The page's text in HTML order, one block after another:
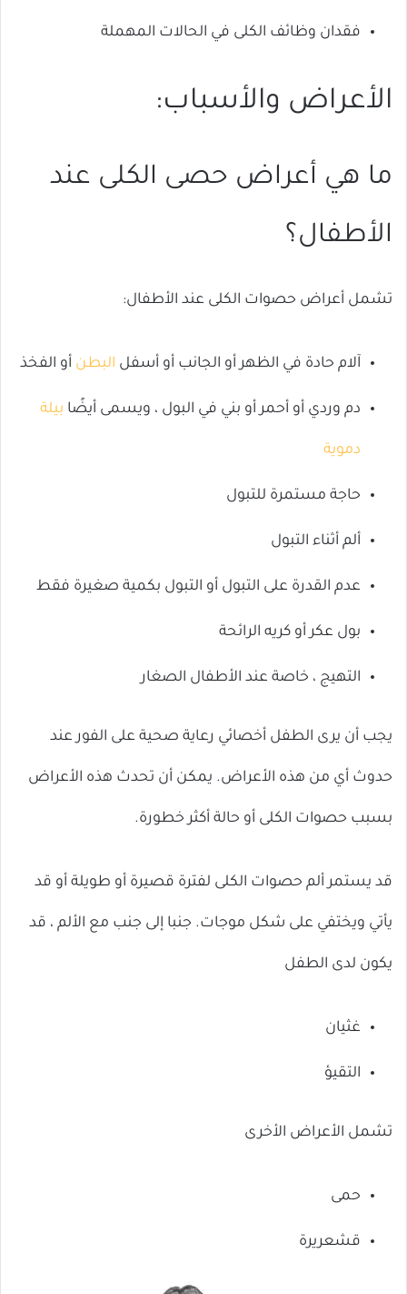
فقدان وظائف الكلى في الحالات المهملة
الأعراض والأسباب:
ما هي أعراض حصى الكلى عند
الأطفال؟
تشمل أعراض حصوات الكلى عند الأطفال:
آلام حادة في الظهر أو الجانب أو أسفل البطن أو الفخذ
دم وردي أو أحمر أو بني في البول ، ويسمى أيضًا بيلة
دموية
حاجة مستمرة للتبول
ألم أثناء التبول
عدم القدرة على التبول أو التبول بكمية صغيرة فقط
بول عكر أو كريه الرائحة
التهيج ، خاصة عند الأطفال الصغار
يجب أن يرى الطفل أخصائي رعاية صحية على الفور عند
حدوث أي من هذه الأعراض. يمكن أن تحدث هذه الأعراض
بسبب حصوات الكلى أو حالة أكثر خطورة.
قد يستمر ألم حصوات الكلى لفترة قصيرة أو طويلة أو قد
يأتي ويختفي على شكل موجات. جنبا إلى جنب مع الألم ، قد
يكون لدى الطفل
غثيان
التقيؤ
تشمل الأعراض الأخرى
حمى
قشعريرة